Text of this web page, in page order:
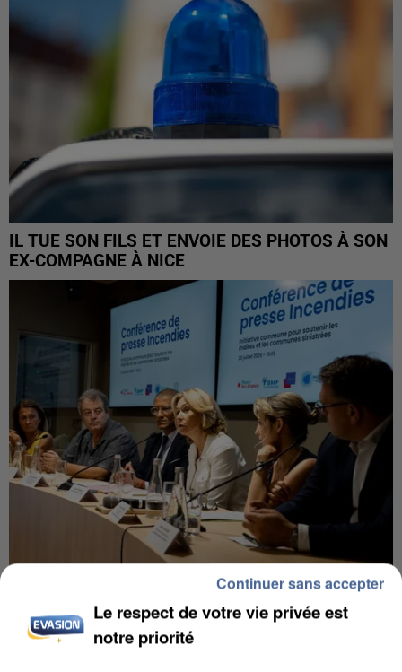
IL TUE SON FILS ET ENVOIE DES PHOTOS À SON
EX-COMPAGNE À NICE
INCENDIES : L’ÎLE-DE-FRANCE LANCE UN ÉLAN
DE SOLIDARITÉ AVEC LES...
Le respect de votre vie privée est
notre priorité
Continuer sans accepter